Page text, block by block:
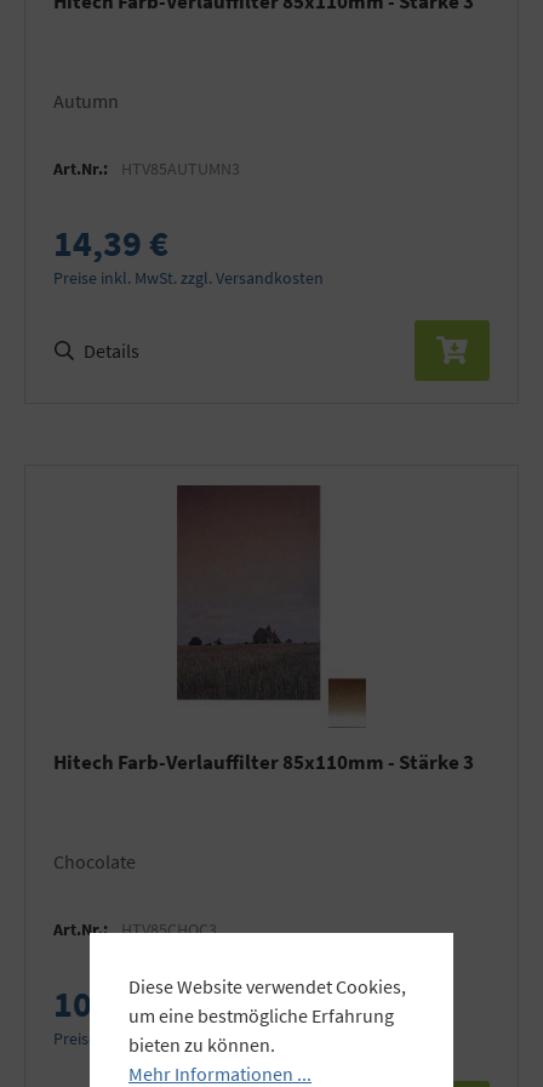
Autumn
Art.Nr.: HTV85AUTUMN3
14,39 €
Preise inkl. MwSt. zzgl. Versandkosten
Details
Hitech Farb-Verlauffilter 85x110mm - Stärke 3
Chocolate
Art.Nr.: HTV85CHOC3
10,46 €
Preise inkl. MwSt. zzgl. Versandkosten
Diese Website verwendet Cookies,
um eine bestmögliche Erfahrung
bieten zu können.
Mehr Informationen ...